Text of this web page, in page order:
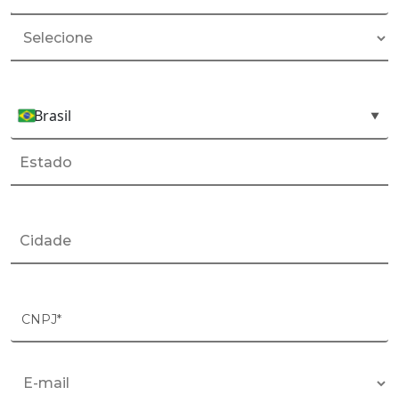
+55
País*
Brasil ▼
CNPJ*